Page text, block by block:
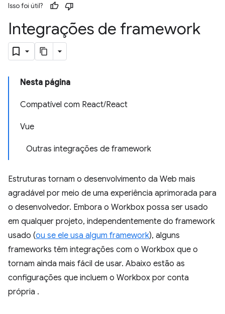
Isso foi útil?
Integrações de framework
Nesta página
Compatível com React/React
Vue
Outras integrações de framework
Estruturas tornam o desenvolvimento da Web mais
agradável por meio de uma experiência aprimorada para
o desenvolvedor. Embora o Workbox possa ser usado
em qualquer projeto, independentemente do framework
usado (ou se ele usa algum framework), alguns
frameworks têm integrações com o Workbox que o
tornam ainda mais fácil de usar. Abaixo estão as
configurações que incluem o Workbox por conta
própria .